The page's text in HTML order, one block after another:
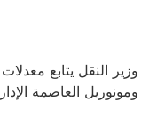
وزير النقل يتابع
ومونوريل العاصمة